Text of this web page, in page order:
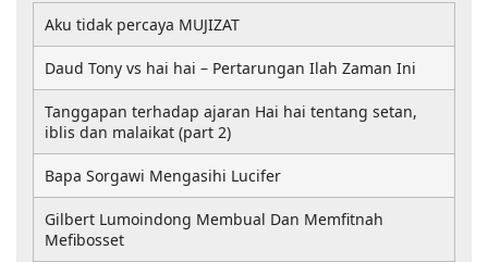
Aku tidak percaya MUJIZAT
Daud Tony vs hai hai – Pertarungan Ilah Zaman Ini
Tanggapan terhadap ajaran Hai hai tentang setan,
iblis dan malaikat (part 2)
Bapa Sorgawi Mengasihi Lucifer
Gilbert Lumoindong Membual Dan Memfitnah
Mefibosset